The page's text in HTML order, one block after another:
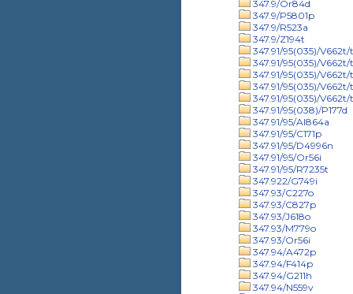
347.9/Or84d
347.9/P5801p
347.9/R523a
347.9/Z194t
347.91/95(035)/V662t/
347.91/95(035)/V662t/
347.91/95(035)/V662t/
347.91/95(035)/
347.91/95(035)/V662t/
347.91/95(038)/P177d
347.91/95/Al864a
347.91/95/C171p
347.91/95/D4996n
347.91/95/Or56i
347.91/95/R7235t
347.922/G749i
347.93/C227o
347.93/C827p
347.93/J618o
347.93/M779o
347.93/Or56i
347.94/A472p
347.94/F414p
347.94/G211h
347.94/N559v